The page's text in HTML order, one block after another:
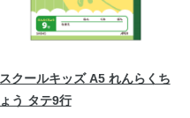
スクールキッズ A5 れんらくち
ょう タテ9行